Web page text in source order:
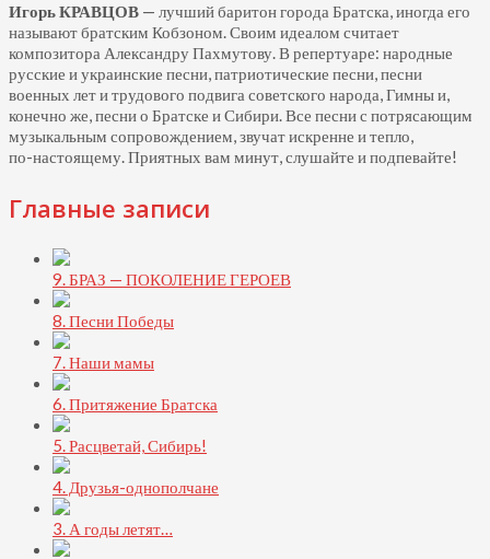
Игорь КРАВЦОВ — лучший баритон города Братска, иногда его
называют братским Кобзоном. Своим идеалом считает
композитора Александру Пахмутову. В репертуаре: народные
русские и украинские песни, патриотические песни, песни
военных лет и трудового подвига советского народа, Гимны и,
конечно же, песни о Братске и Сибири. Все песни с потрясающим
музыкальным сопровождением, звучат искренне и тепло,
по-настоящему.Приятных вам минут, слушайте и подпевайте!
Главные записи
9. БРАЗ — ПОКОЛЕНИЕ ГЕРОЕВ
8. Песни Победы
7. Наши мамы
6. Притяжение Братска
5. Расцветай, Сибирь!
4. Друзья-однополчане
3. А годы летят…